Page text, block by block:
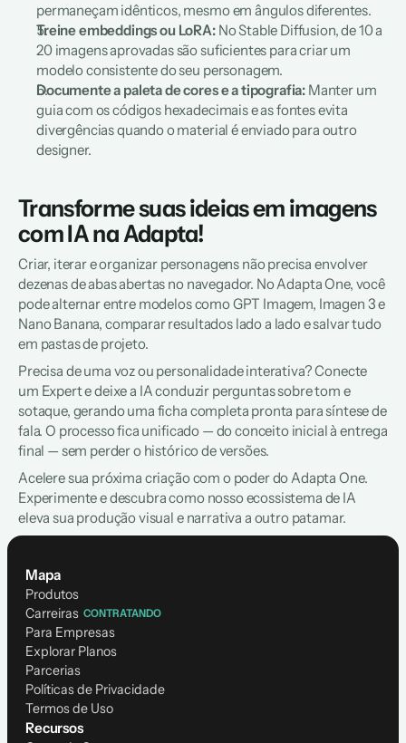
permaneçam idênticos, mesmo em ângulos diferentes.
Treine embeddings ou LoRA: No Stable Diffusion, de 10 a
20 imagens aprovadas são suficientes para criar um
modelo consistente do seu personagem.
Documente a paleta de cores e a tipografia: Manter um
guia com os códigos hexadecimais e as fontes evita
divergências quando o material é enviado para outro
designer.
Transforme suas ideias em imagens
com IA na Adapta!
Criar, iterar e organizar personagens não precisa envolver
dezenas de abas abertas no navegador. No Adapta One, você
pode alternar entre modelos como GPT Imagem, Imagen 3 e
Nano Banana, comparar resultados lado a lado e salvar tudo
em pastas de projeto.
Precisa de uma voz ou personalidade interativa? Conecte
um Expert e deixe a IA conduzir perguntas sobre tom e
sotaque, gerando uma ficha completa pronta para síntese de
fala. O processo fica unificado — do conceito inicial à entrega
final — sem perder o histórico de versões.
Acelere sua próxima criação com o poder do Adapta One.
Experimente e descubra como nosso ecossistema de IA
eleva sua produção visual e narrativa a outro patamar.
Mapa
Produtos
Carreiras CONTRATANDO
Para Empresas
Explorar Planos
Parcerias
Políticas de Privacidade
Termos de Uso
Recursos